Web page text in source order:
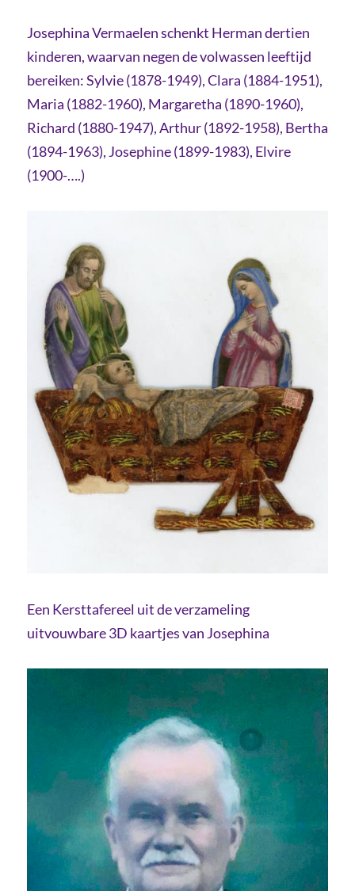
Josephina Vermaelen schenkt Herman dertien
kinderen, waarvan negen de volwassen leeftijd
bereiken: Sylvie (1878-1949), Clara (1884-1951),
Maria (1882-1960), Margaretha (1890-1960),
Richard (1880-1947), Arthur (1892-1958), Bertha
(1894-1963), Josephine (1899-1983), Elvire
(1900-….)
Een Kersttafereel uit de verzameling
uitvouwbare 3D kaartjes van Josephina